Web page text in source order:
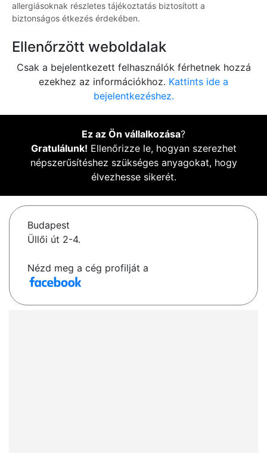
allergiásoknak részletes tájékoztatás biztosított a
biztonságos étkezés érdekében.
Ellenőrzött weboldalak
Csak a bejelentkezett felhasználók férhetnek hozzá
ezekhez az információkhoz. Kattints ide a
bejelentkezéshez.
Ez az Ön vállalkozása?
Gratulálunk! Ellenőrizze le, hogyan szerezhet
népszerűsítéshez szükséges anyagokat, hogy
élvezhesse sikerét.
Budapest
Üllői út 2-4.
Nézd meg a cég profilját a